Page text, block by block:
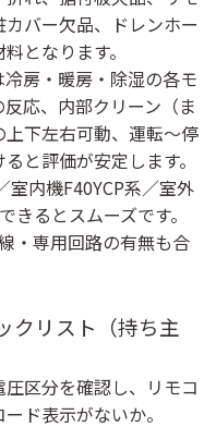
バー欠品、 ドレンホー
となります。
冷房・暖房・除湿の各モ
反応、 内部クリーン（ま
上下左右可動、 運転〜停
と評価が安定します。
室内機F40YCP系／室外
きるとスムーズです。
・専用回路の有無も合
クリスト（持ち主
区分を確認し、リモコ
ド表示がないか。